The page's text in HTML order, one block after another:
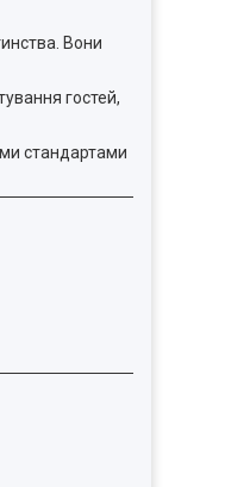
Вони
гостей,
стандартами